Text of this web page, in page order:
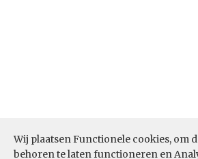
Wij plaatsen Functionele cookies, om
behoren te laten functioneren en
Bron:CBS microdata